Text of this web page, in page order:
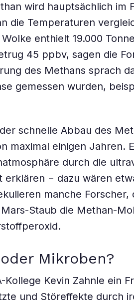
wird hauptsächlich im
die Temperaturen
enthielt 19.000
45 ppbv, sagen die
des Methans sprach
gemessen wurden,
schnelle Abbau des
maximal einigen Jahren.
durch die
erklären − dazu wären
manche Forscher,
Staub die Methan-
Mikroben?
Kollege Kevin Zahnle ein
und Störeffekte durch